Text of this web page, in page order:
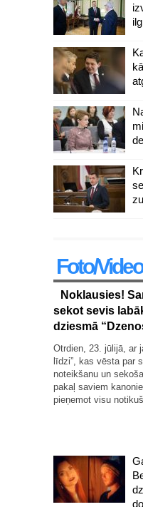
Foto/Video
Noklausies!
sekot sevis
dziesmā
Otrdien, 23. jūlijā, ar
līdzi”, kas vēsta par
noteikšanu un
pakaļ saviem
pieņemot visu